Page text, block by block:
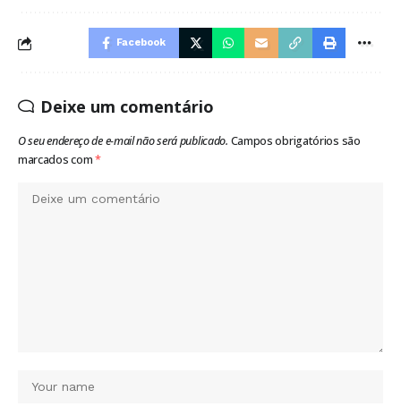
Facebook
Deixe um comentário
O seu endereço de e-mail não será publicado. Campos obrigatórios são
marcados com*